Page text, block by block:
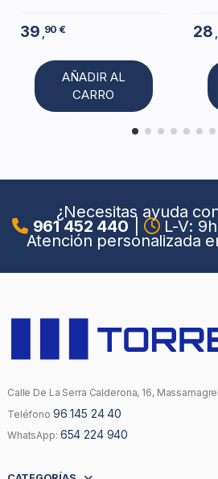
39 90 €
AÑADIR AL
CARRO
28
¿Necesitas ayuda
961 452 440 L-V:
Atención personalizada
Calle De La Serra Calderona, 16,
Teléfono 96 145 24 40
WhatsApp: 654 224 940